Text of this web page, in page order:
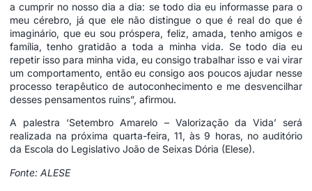
a cumprir no nosso dia a dia: se todo dia eu informasse para o
meu cérebro, já que ele não distingue o que é real do que é
imaginário, que eu sou próspera, feliz, amada, tenho amigos e
família, tenho gratidão a toda a minha vida. Se todo dia eu
repetir isso para minha vida, eu consigo trabalhar isso e vai virar
um comportamento, então eu consigo aos poucos ajudar nesse
processo terapêutico de autoconhecimento e me desvencilhar
desses pensamentos ruins”, afirmou.
A palestra ‘Setembro Amarelo – Valorização da Vida’ será
realizada na próxima quarta-feira, 11, às 9 horas, no auditório
da Escola do Legislativo João de Seixas Dória (Elese).
Fonte: ALESE